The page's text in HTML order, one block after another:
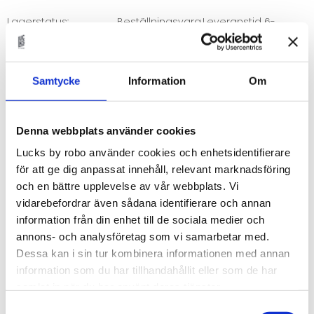
Samtycke Information Om
Denna webbplats använder cookies
Lucks by robo använder cookies och enhetsidentifierare
för att ge dig anpassat innehåll, relevant marknadsföring
och en bättre upplevelse av vår webbplats. Vi
vidarebefordrar även sådana identifierare och annan
information från din enhet till de sociala medier och
annons- och analysföretag som vi samarbetar med.
Dessa kan i sin tur kombinera informationen med annan
information som du har tillhandahållit eller som de har
Lagerstatus
Beställningsvara.Leveranstid 6-
9 veckor
Artikelnr
FANER80x40
Fanér fronter som passar till IKEAs Maximera lådor i
IKEAs metodkök.
Val av faner
Du kan välja i mellan:
- White Ash
- Soaped Oak
- True Oak
- Tanned Oak
- True Elm
- Amber Oak
- Porcini Oak